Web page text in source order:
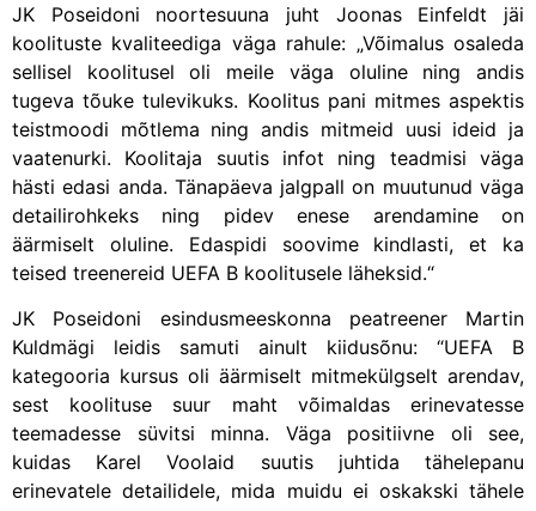
JK Poseidoni noortesuuna juht Joonas Einfeldt jäi
koolituste kvaliteediga väga rahule: „Võimalus osaleda
sellisel koolitusel oli meile väga oluline ning andis
tugeva tõuke tulevikuks. Koolitus pani mitmes aspektis
teistmoodi mõtlema ning andis mitmeid uusi ideid ja
vaatenurki. Koolitaja suutis infot ning teadmisi väga
hästi edasi anda. Tänapäeva jalgpall on muutunud väga
detailirohkeks ning pidev enese arendamine on
äärmiselt oluline. Edaspidi soovime kindlasti, et ka
teised treenereid UEFA B koolitusele läheksid.“
JK Poseidoni esindusmeeskonna peatreener Martin
Kuldmägi leidis samuti ainult kiidusõnu: “UEFA B
kategooria kursus oli äärmiselt mitmekülgselt arendav,
sest koolituse suur maht võimaldas erinevatesse
teemadesse süvitsi minna. Väga positiivne oli see,
kuidas Karel Voolaid suutis juhtida tähelepanu
erinevatele detailidele, mida muidu ei oskakski tähele